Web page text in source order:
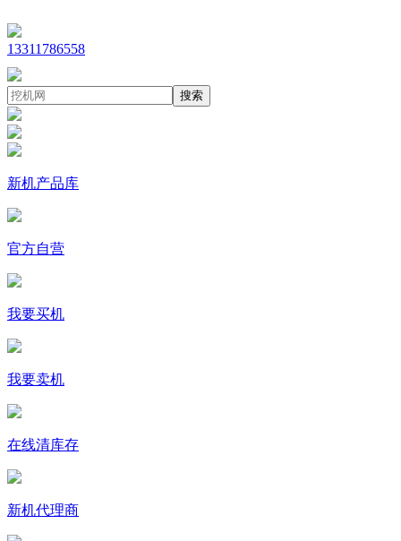
13311786558
搜索
新机产品库
官方自营
我要买机
我要卖机
在线清库存
新机代理商